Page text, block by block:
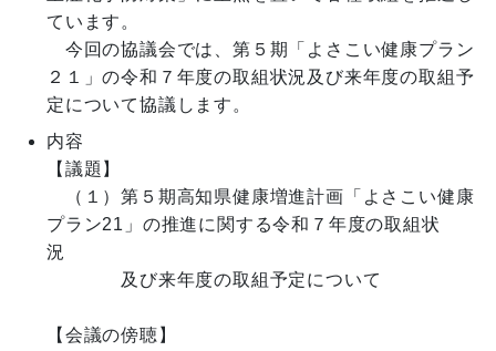
ています。
今回の協議会では、第５期「よさこい健康プラン
２１」の令和７年度の取組状況及び来年度の取組予
定について協議します。
内容
【議題】
（１）第５期高知県健康増進計画「よさこい健康
プラン21」の推進に関する令和７年度の取組状
況
及び来年度の取組予定について
【会議の傍聴】